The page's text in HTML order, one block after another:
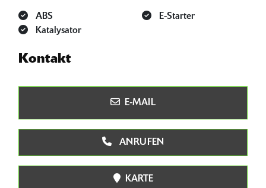
ABS
E-Starter
Katalysator
Kontakt
E-MAIL
ANRUFEN
KARTE